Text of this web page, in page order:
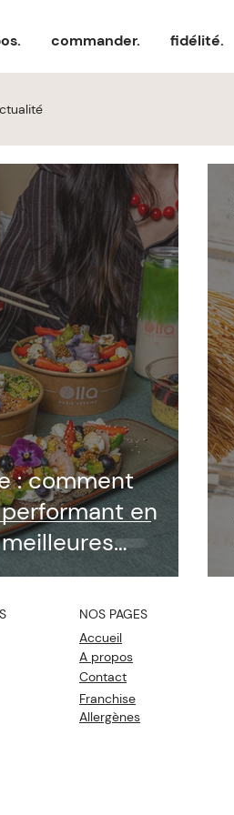
commander. fidélité.
: comment
en
NOS PAGES
Accueil
A propos
Contact
Franchise
Allergènes